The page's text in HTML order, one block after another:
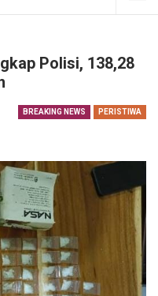
Polisi, 138,28
BREAKING NEWS PERISTIWA